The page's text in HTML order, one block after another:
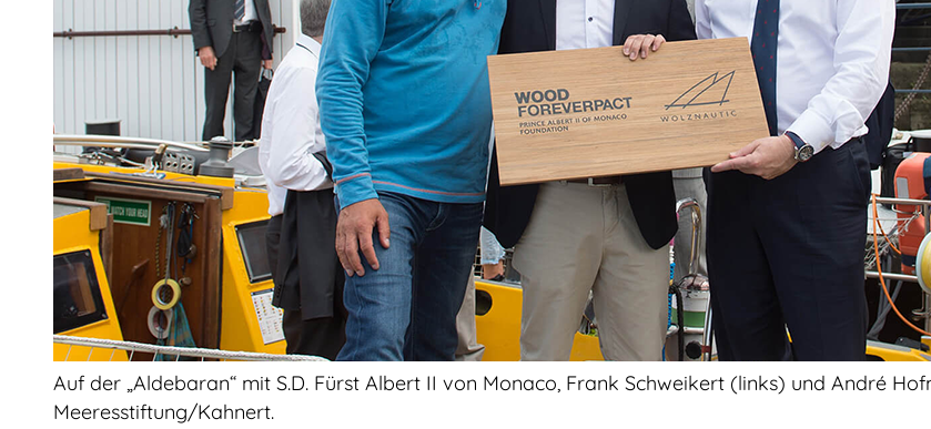
Auf der „Aldebaran“ mit S.D. Fürst Albert II von Monaco, Frank Schweikert (links) und André
Meeresstiftung/Kahnert.